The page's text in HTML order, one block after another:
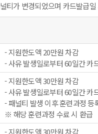
티가 변경되었으며 카드발급
- 지원한도액 20만원 차감
- 사유 발생일로부터 60일간 카
- 지원한도액 30만원 차감
- 사유 발생일로부터 60일간 카
- 패널티 발생 이후 훈련과정
※ 해당 훈련과정 수료 시 환급
- 지원한도액 30만원 차감